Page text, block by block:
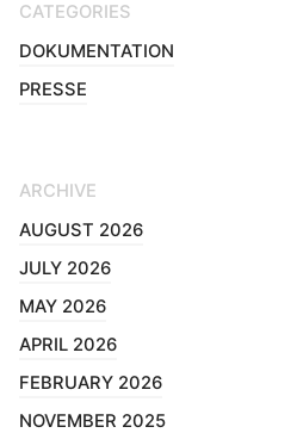
CATEGORIES
DOKUMENTATION
PRESSE
ARCHIVE
AUGUST 2026
JULY 2026
MAY 2026
APRIL 2026
FEBRUARY 2026
NOVEMBER 2025